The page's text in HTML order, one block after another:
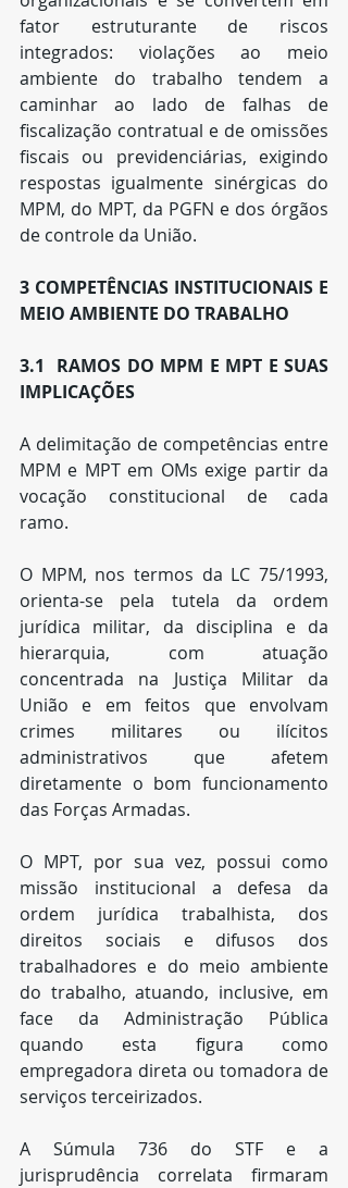
fator estruturante de riscos
integrados: violações ao meio
ambiente do trabalho tendem a
caminhar ao lado de falhas de
fiscalização contratual e de omissões
fiscais ou previdenciárias, exigindo
respostas igualmente sinérgicas do
MPM, do MPT, da PGFN e dos órgãos
de controle da União.
3 COMPETÊNCIAS INSTITUCIONAIS E
MEIO AMBIENTE DO TRABALHO
3.1  RAMOS DO MPM E MPT E SUAS
IMPLICAÇÕES
A delimitação de competências entre
MPM e MPT em OMs exige partir da
vocação constitucional de cada
ramo.
O MPM, nos termos da LC 75/1993,
orienta-se pela tutela da ordem
jurídica militar, da disciplina e da
hierarquia, com atuação
concentrada na Justiça Militar da
União e em feitos que envolvam
crimes militares ou ilícitos
administrativos que afetem
diretamente o bom funcionamento
das Forças Armadas.
O MPT, por sua vez, possui como
missão institucional a defesa da
ordem jurídica trabalhista, dos
direitos sociais e difusos dos
trabalhadores e do meio ambiente
do trabalho, atuando, inclusive, em
face da Administração Pública
quando esta figura como
empregadora direta ou tomadora de
serviços terceirizados.​
A Súmula 736 do STF
e a
jurisprudência correlata firmaram